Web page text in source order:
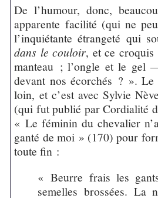
De l’humour, donc,
apparente facilité (qui ne
l’inquiétante étrangeté qui
dans le couloir, et ce
manteau ; l’ongle et le gel
devant nos écorchés ? ». Le
loin, et c’est avec Sylvie
(qui fut publié par Cordialité
« Le féminin du chevalier
ganté de moi » (170) pour
toute fin :
« Beurre frais les
semelles brossées.